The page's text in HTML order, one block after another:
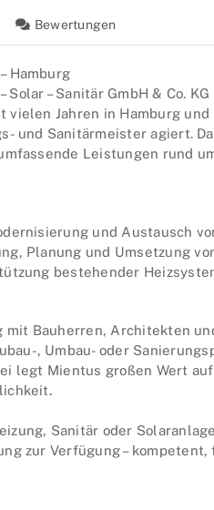
Bewertungen
Hamburg
Solar – Sanitär GmbH & Co.
vielen Jahren in Hamburg und
und Sanitärmeister agiert.
Leistungen rund
und Austausch
Planung und Umsetzung
bestehender
mit Bauherren, Architekten
, Umbau- oder
legt Mientus großen Wert
Sanitär oder
zur Verfügung –